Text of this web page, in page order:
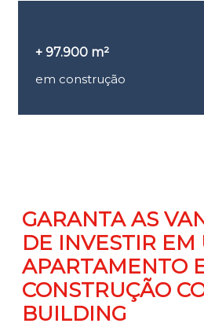
+ 97.900 m²
em construção
GARANTA AS
DE INVESTIR EM
APARTAMENTO
CONSTRUÇÃO
BUILDING